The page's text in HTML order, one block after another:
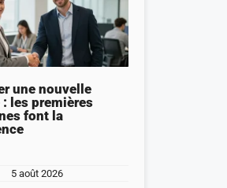
une nouvelle
: les premières
font la
5 août 2026